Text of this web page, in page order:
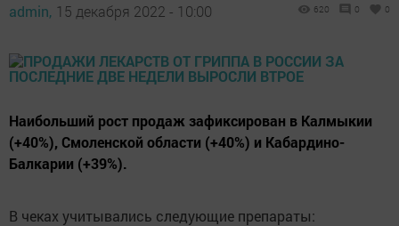
admin, 15 декабря 2022 - 10:00 620 0 0
Наибольший рост продаж зафиксирован в Калмыкии
(+40%), Смоленской области (+40%) и Кабардино-
Балкарии (+39%).
В чеках учитывались следующие препараты: